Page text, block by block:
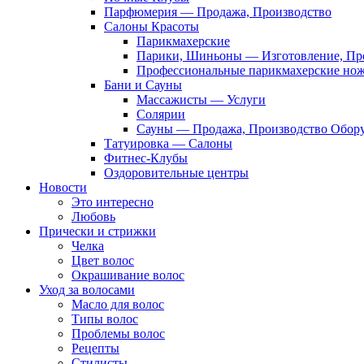
Парфюмерия — Продажа, Производство
Салоны Красоты
Парикмахерские
Парики, Шиньоны — Изготовление,
Профессиональные парикмахерские
Бани и Сауны
Массажисты — Услуги
Солярии
Сауны — Продажа, Производство
Татуировка — Салоны
Фитнес-Клубы
Оздоровительные центры
Новости
Это интересно
Любовь
Прически и стрижки
Челка
Цвет волос
Окрашивание волос
Уход за волосами
Масло для волос
Типы волос
Проблемы волос
Рецепты